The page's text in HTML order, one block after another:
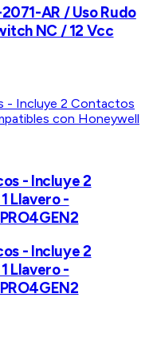
AR / Uso Rudo
NC / 12 Vcc
- Incluye 2
Llavero -
- Incluye 2
Llavero -